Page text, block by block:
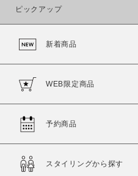
ピックアップ
新着商品
WEB限定商品
予約商品
スタイリングから探す